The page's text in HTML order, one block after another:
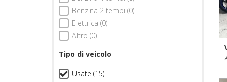
Benzina 2 tempi (0)
Elettrica (0)
Altro (0)
Tipo di veicolo
Usate (15)